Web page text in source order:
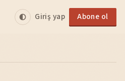
Giriş yap Abone ol